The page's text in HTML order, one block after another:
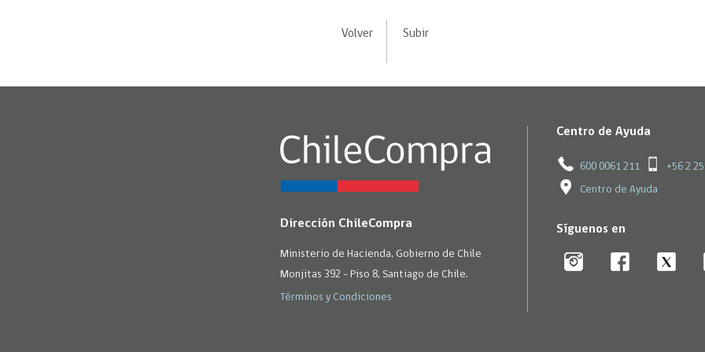
Volver Subir
Dirección ChileCompra
Ministerio de Hacienda, Gobierno de Chile
Monjitas 392 - Piso 8, Santiago de Chile.
Términos y Condiciones
Centro de Ayuda
600 0061 211 +56 2
Centro de Ayuda
Síguenos en